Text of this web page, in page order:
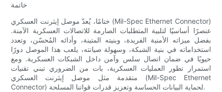
خاتمة
ختامًا، يُعدّ موصل إيثرنت العسكري (Mil-Spec Ethernet Connector)
عنصرًا أساسيًا لتلبية المتطلبات الصارمة للاتصالات العسكرية الآمنة.
بفضل ميزاته الأمنية الفريدة، وبنيته المتينة، وأدائه المُحسّن، وتعدد
استخداماته في بنية الشبكة، وسهولة صيانته، يلعب هذا الموصل دورًا
حيويًا في ضمان اتصال سلس وآمن داخل الشبكات العسكرية. ومع
استمرار تطور العمليات العسكرية، بات من الضروري تبني تقنيات
متقدمة مثل موصل إيثرنت العسكري (Mil-Spec Ethernet
Connector) لحماية البيانات الحساسة وتعزيز قدرات قواتنا المسلحة.